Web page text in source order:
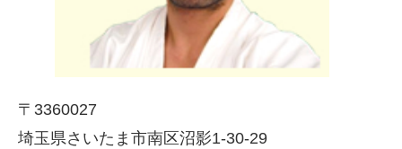
〒3360027
埼玉県さいたま市南区沼影1-30-29